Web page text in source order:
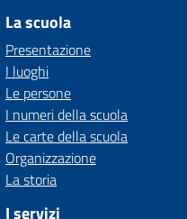
La scuola
Presentazione
I luoghi
Le persone
I numeri della scuola
Le carte della scuola
Organizzazione
La storia
I servizi